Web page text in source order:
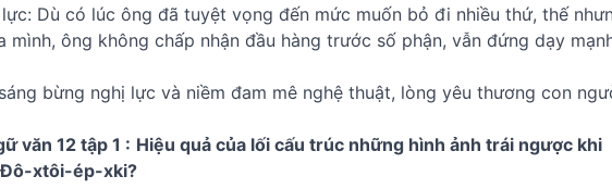
Dù có lúc ông đã tuyệt vọng đến mức muốn bỏ đi nhiều thứ, thế
mình, ông không chấp nhận đầu hàng trước số phận, vẫn đứng dạy
bừng nghị lực và niềm đam mê nghệ thuật, lòng yêu thương con
văn 12 tập 1 : Hiệu quả của lối cấu trúc những hình ảnh trái ngược khi
Đô-xtôi-ép-xki?